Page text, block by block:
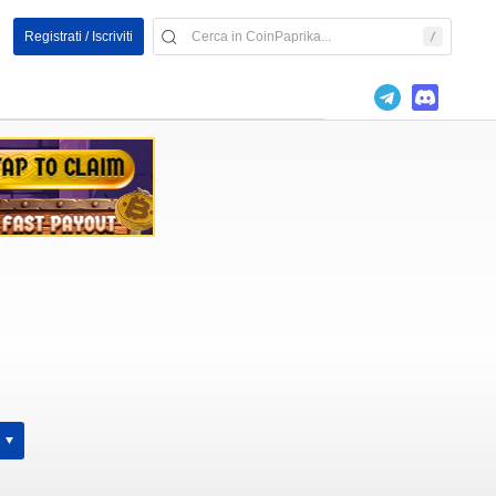
Registrati / Iscriviti